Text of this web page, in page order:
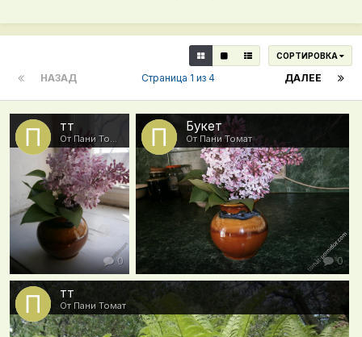
СОРТИРОВКА
НАЗАД ДАЛЕЕ
Страница 1 из 4
тт
0
Букет
От Пани Томат
0
тт
От Пани Томат